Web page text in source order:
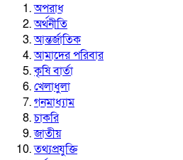
অপরাধ
অর্থনীতি
আন্তর্জাতিক
আমাদের পরিবার
কৃষি বার্তা
খেলাধুলা
গনমাধ্যাম
চাকরি
জাতীয়
তথ্যপ্রযুক্তি